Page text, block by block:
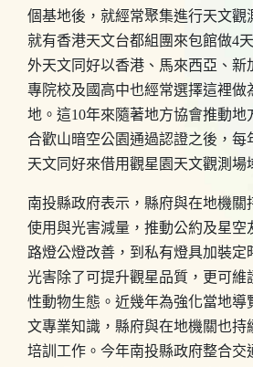
個基地後，就經常聚集進行天文觀
就有香港天文台都組團來包館做4
外天文同好以香港、馬來西亞、新
專院校及國高中也經常選擇這裡做
地。這10年來隨著地方協會推動地
合歡山暗空公園通過認證之後，每
天文同好來借用觀星園天文觀測場
南投縣政府表示，縣府與在地機關
使用與光害減量，推動公約及星空
路燈公燈改善，到私有燈具加裝定
光害除了可提升觀星品質，更可維
性動物生態。近幾年為強化當地導
文專業知識，縣府與在地機關也持
培訓工作。今年南投縣政府整合交